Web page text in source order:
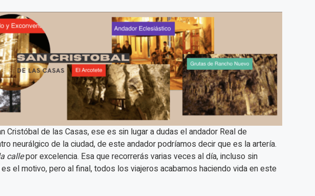
Cristóbal de las Casas, ese es sin lugar a dudas el andador Real de
neurálgico de la ciudad, de este andador podríamos decir que es la artería.
callepor excelencia. Esa que recorrerás varias veces al día, incluso sin
el motivo, pero al final, todos los viajeros acabamos haciendo vida en este